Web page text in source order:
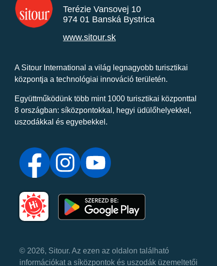
Terézie Vansovej 10
974 01 Banská Bystrica
www.sitour.sk
A Sitour International a világ legnagyobb turisztikai
központja a technológiai innováció területén.
Együttműködünk több mint 1000 turisztikai központtal
8 országban: síközpontokkal, hegyi üdülőhelyekkel,
uszodákkal és egyebekkel.
© 2026, Sitour. Az ezen az oldalon található
információkat a síközpontok és uszodák üzemeltetői